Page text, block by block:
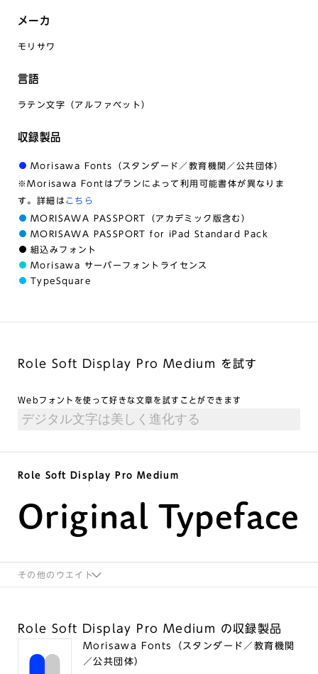
メーカ
モリサワ
言語
ラテン文字（アルファベット）
収録製品
Morisawa Fonts（スタンダード／教育機関／公共団体）
※Morisawa Fontはプランによって利用可能書体が異なりま
す。詳細は こちら
MORISAWA PASSPORT（アカデミック版含む）
MORISAWA PASSPORT for iPad Standard Pack
組込みフォント
Morisawa サーバーフォントライセンス
TypeSquare
Role Soft Display Pro Medium を試す
Webフォントを使って好きな文章を試すことができます
Role Soft Display Pro Medium
Original Typeface
その他のウエイト
Role Soft Display Pro Medium の収録製品
Morisawa Fonts（スタンダード／教育機関
／公共団体）